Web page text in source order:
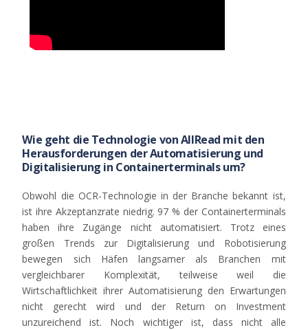
Wie geht die Technologie von AllRead mit den
Herausforderungen der Automatisierung und
Digitalisierung in Containerterminals um?
Obwohl die OCR-Technologie in der Branche bekannt ist,
ist ihre Akzeptanzrate niedrig. 97 % der Containerterminals
haben
ihre Zugänge nicht automatisiert. Trotz
eines
großen
Trends zur Digitalisierung und
Robotisierung
bewegen
sich Häfen langsamer als Branchen
mit
vergleichbarer
Komplexität,teilweise weil die
Wirtschaftlichkeit ihrer Automatisierung den Erwartungen
nicht
gerecht wird und der Return on
Investment
unzureichend
ist. Noch wichtiger ist, dass nicht
alle